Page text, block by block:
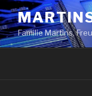
Zum
Inhalt
springenFamilie Martins,